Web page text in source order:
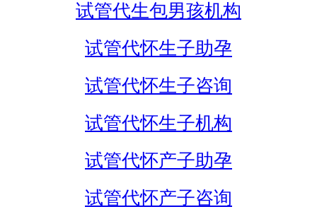
试管代生包男孩机构
试管代怀生子助孕
试管代怀生子咨询
试管代怀生子机构
试管代怀产子助孕
试管代怀产子咨询